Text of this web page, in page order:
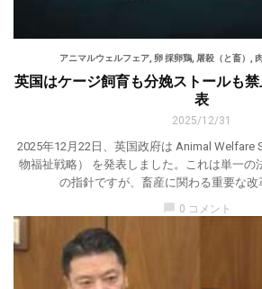
アニマルウェルフェア, 卵 採卵鶏, 屠殺（と畜）
英国はケージ飼育も分娩ストールも
表
2025/12/31
2025年12月22日、英国政府は Animal Welfare
物福祉戦略） を発表しました。これは単一の
の指針ですが、畜産に関わる重要な改
chat_bubble 0 コメント